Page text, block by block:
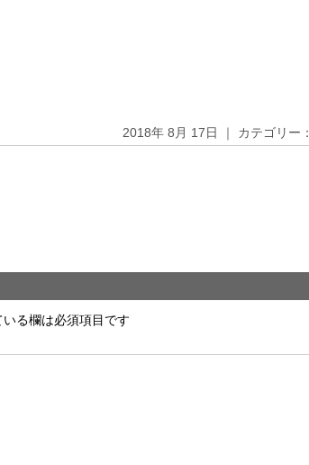
2018年 8月 17日 ｜ カテゴリー：
いる欄は必須項目です